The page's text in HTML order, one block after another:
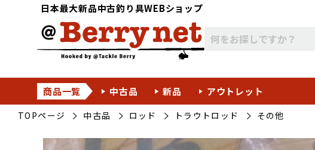
日本最大新品中古釣り具WEBショップ
商品一覧 中古品 新品 アウトレット
TOPページ 中古品 ロッド トラウトロッド その他